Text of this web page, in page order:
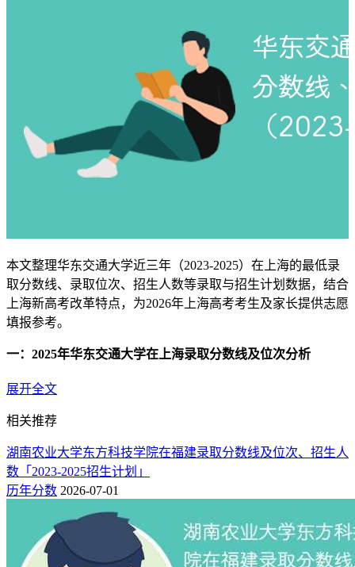
本文整理华东交通大学近三年（2023-2025）在上海的最低录
取分数线、录取位次、招生人数等录取与招生计划数据，结合
上海新高考改革特点，为2026年上海高考考生及家长提供志愿
填报参考。
一：2025年华东交通大学在上海录取分数线及位次分析
以下录取数据来源于华东交通大学本科招生网及
波动情况，并预估了2026年报考门槛。
综合类（最低分+最低位次）
华东交通大学2025年在上海市本科批的最低录取分数线为474
名至30610名之间。
这意味着，2026年上海综合类考生，若想顺利被华东交通大学
展开全文
相关推荐
湖南农业大学东方科技学院在福建录取分数线及位次、招生人
数「2023-2025招生计划」
历年分数 2026-07-01